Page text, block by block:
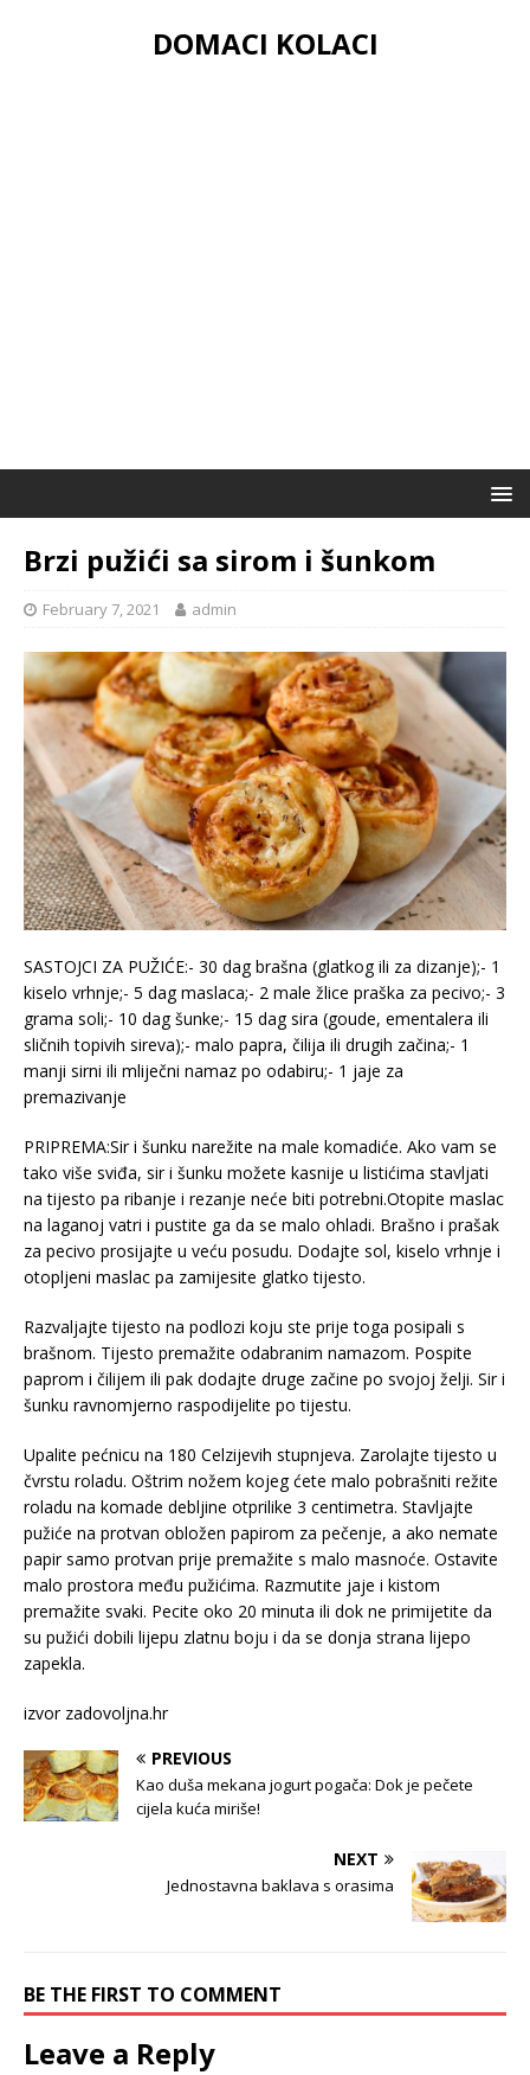
DOMACI KOLACI
Brzi pužići sa sirom i šunkom
February 7, 2021 admin
SASTOJCI ZA PUŽIĆE:- 30 dag brašna (glatkog ili za dizanje);- 1
kiselo vrhnje;- 5 dag maslaca;- 2 male žlice praška za pecivo;- 3
grama soli;- 10 dag šunke;- 15 dag sira (goude, ementalera ili
sličnih topivih sireva);- malo papra, čilija ili drugih začina;- 1
manji sirni ili mliječni namaz po odabiru;- 1 jaje za
premazivanje
PRIPREMA:Sir i šunku narežite na male komadiće. Ako vam se
tako više sviđa, sir i šunku možete kasnije u listićima stavljati
na tijesto pa ribanje i rezanje neće biti potrebni.Otopite maslac
na laganoj vatri i pustite ga da se malo ohladi. Brašno i prašak
za pecivo prosijajte u veću posudu. Dodajte sol, kiselo vrhnje i
otopljeni maslac pa zamijesite glatko tijesto.
Razvaljajte tijesto na podlozi koju ste prije toga posipali s
brašnom. Tijesto premažite odabranim namazom. Pospite
paprom i čilijem ili pak dodajte druge začine po svojoj želji. Sir i
šunku ravnomjerno raspodijelite po tijestu.
Upalite pećnicu na 180 Celzijevih stupnjeva. Zarolajte tijesto u
čvrstu roladu. Oštrim nožem kojeg ćete malo pobrašniti režite
roladu na komade debljine otprilike 3 centimetra. Stavljajte
pužiće na protvan obložen papirom za pečenje, a ako nemate
papir samo protvan prije premažite s malo masnoće. Ostavite
malo prostora među pužićima. Razmutite jaje i kistom
premažite svaki. Pecite oko 20 minuta ili dok ne primijetite da
su pužići dobili lijepu zlatnu boju i da se donja strana lijepo
zapekla.
izvor zadovoljna.hr
PREVIOUS
Kao duša mekana jogurt pogača: Dok je pečete
cijela kuća miriše!
NEXT
Jednostavna baklava s orasima
BE THE FIRST TO COMMENT
Leave a Reply